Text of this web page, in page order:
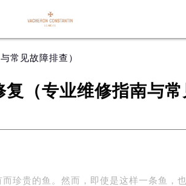
常见故障排查）
（专业维修指南与常
珍贵的鱼。然而，即使是这样一条鱼，也